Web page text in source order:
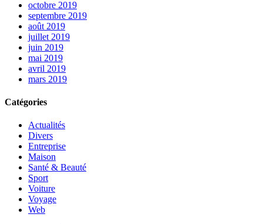
octobre 2019
septembre 2019
août 2019
juillet 2019
juin 2019
mai 2019
avril 2019
mars 2019
Catégories
Actualités
Divers
Entreprise
Maison
Santé & Beauté
Sport
Voiture
Voyage
Web